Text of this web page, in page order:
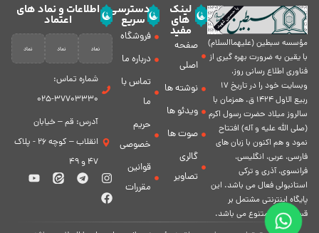
مؤسسه سبطين (عليهماالسلام)
با يقين به ضرورت بهره گیرى از
فناورى اطلاع رسانى روز،
وبسایت خود را در تاريخ 17
ربيع الاول 1424 ق. همزمان با
سالروز ميلاد حضرت رسول اكرم
(صلی الله علیه و آله) افتتاح
نمود و هم اكنون با زبان های
فارسی، عربى، انگلیسی،
فرانسوی، آذری و ترکی
استانبولی فعال مى باشد. اين
پايگاه اينترنتى مشتمل بر
قسمت هاى متنوع مى باشد.
لینک
های
مفید
صفحه
اصلی
نوشته ها
ویدئو ها
صوت ها
گالری
تصاویر
دسترسی
سریع
فروشگاه
درباره ما
تماس با
ما
حریم
خصوصی
قوانین
مقررات
اطلاعات و نماد های
اعتماد
شماره تماس:
37703330-025
آدرس: قم – خیابان
انقلاب – کوچه 26 - پلاک
47 و 49